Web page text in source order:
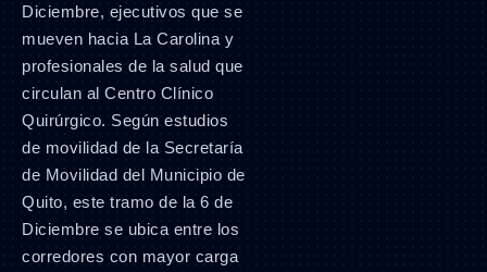
Diciembre, ejecutivos que se
mueven hacia La Carolina y
profesionales de la salud que
circulan al Centro Clínico
Quirúrgico. Según estudios
de movilidad de la Secretaría
de Movilidad del Municipio de
Quito, este tramo de la 6 de
Diciembre se ubica entre los
corredores con mayor carga